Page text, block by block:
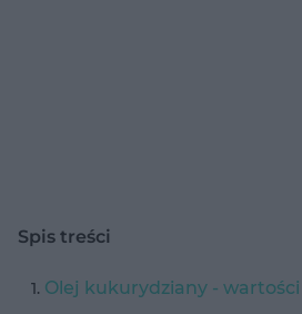
Spis treści
Olej kukurydziany -